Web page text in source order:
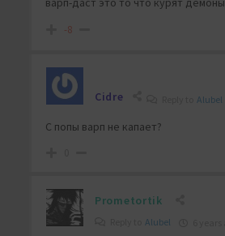
-8
Cidre Alubel
С попы варп не капает?
Prometortik
Alubel